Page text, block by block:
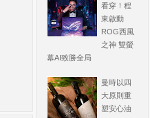
看穿！程
東啟動
ROG西風
之神 雙螢
幕AI致勝全局
曼時以四
大原則重
塑安心油